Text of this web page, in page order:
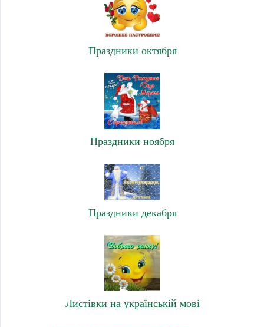
Праздники октября
Праздники ноября
Праздники декабря
Листівки на українській мові